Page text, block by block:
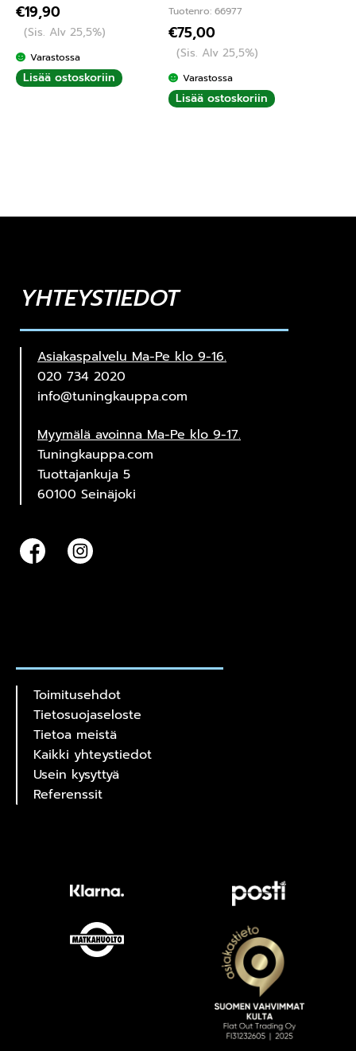
€19,90
(Sis. Alv 25,5%)
Varastossa
Lisää ostoskoriin
Tuotenro: 66977
€75,00
(Sis. Alv 25,5%)
Varastossa
Lisää ostoskoriin
YHTEYSTIEDOT
Asiakaspalvelu Ma-Pe klo 9-16.
020 734 2020
info@tuningkauppa.com
Myymälä avoinna Ma-Pe klo 9-17.
Tuningkauppa.com
Tuottajankuja 5
60100 Seinäjoki
Toimitusehdot
Tietosuojaseloste
Tietoa meistä
Kaikki yhteystiedot
Usein kysyttyä
Referenssit